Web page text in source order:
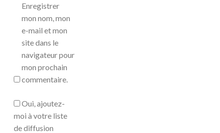
Enregistrer
mon nom, mon
e-mail et mon
site dans le
navigateur pour
mon prochain
commentaire.
Oui, ajoutez-
moi à votre liste
de diffusion